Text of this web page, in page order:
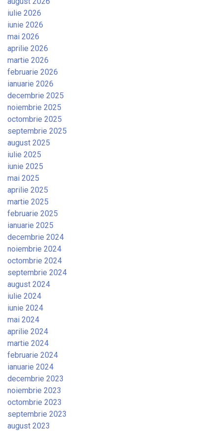
iulie 2026
iunie 2026
mai 2026
aprilie 2026
martie 2026
februarie 2026
ianuarie 2026
decembrie 2025
noiembrie 2025
octombrie 2025
septembrie 2025
august 2025
iulie 2025
iunie 2025
mai 2025
aprilie 2025
martie 2025
februarie 2025
ianuarie 2025
decembrie 2024
noiembrie 2024
octombrie 2024
septembrie 2024
august 2024
iulie 2024
iunie 2024
mai 2024
aprilie 2024
martie 2024
februarie 2024
ianuarie 2024
decembrie 2023
noiembrie 2023
octombrie 2023
septembrie 2023
august 2023